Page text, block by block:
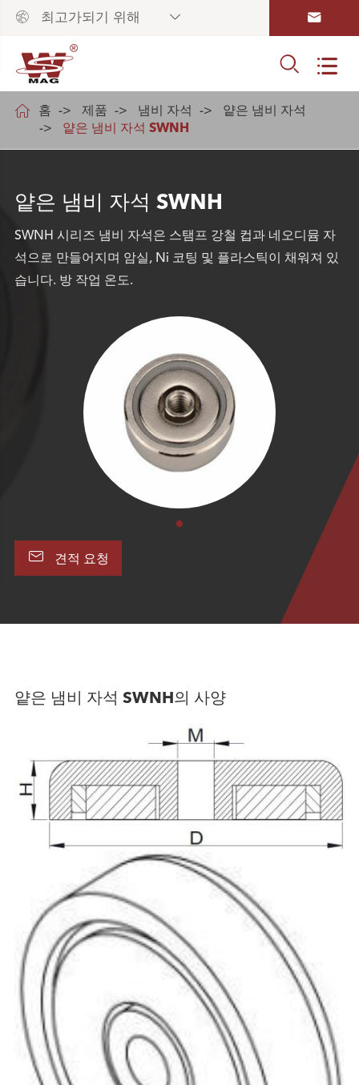
 최고가되기 위해  
 
 홈 제품 냄비 자석
얕은 냄비 자석
얕은 냄비 자석 SWNH
얕은 냄비 자석 SWNH
SWNH 시리즈 냄비 자석은 스탬프 강철 컵과 네오디뮴 자
석으로 만들어지며 암실, Ni 코팅 및 플라스틱이 채워져 있
습니다. 방 작업 온도.
 견적 요청
얕은 냄비 자석 SWNH의 사양